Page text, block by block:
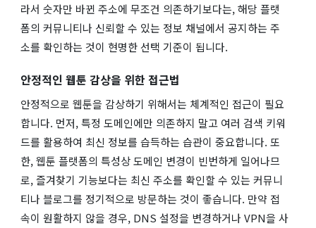
라서 숫자만 바뀐 주소에 무조건 의존하기보다는, 해당 플랫
폼의 커뮤니티나 신뢰할 수 있는 정보 채널에서 공지하는 주
소를 확인하는 것이 현명한 선택 기준이 됩니다.
안정적인 웹툰 감상을 위한 접근법
안정적으로 웹툰을 감상하기 위해서는 체계적인 접근이 필요
합니다. 먼저, 특정 도메인에만 의존하지 말고 여러 검색 키워
드를 활용하여 최신 정보를 습득하는 습관이 중요합니다. 또
한, 웹툰 플랫폼의 특성상 도메인 변경이 빈번하게 일어나므
로, 즐겨찾기 기능보다는 최신 주소를 확인할 수 있는 커뮤니
티나 블로그를 정기적으로 방문하는 것이 좋습니다. 만약 접
속이 원활하지 않을 경우, DNS 설정을 변경하거나 VPN을 사